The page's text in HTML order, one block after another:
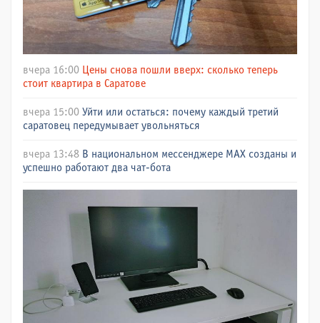
вчера 16:00 Цены снова пошли вверх: сколько теперь
стоит квартира в Саратове
вчера 15:00 Уйти или остаться: почему каждый третий
саратовец передумывает увольняться
вчера 13:48 В национальном мессенджере МАХ созданы и
успешно работают два чат-бота